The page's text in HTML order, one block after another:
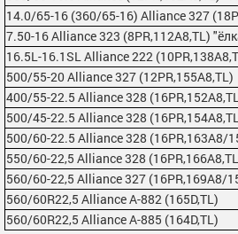
14.0/65-16 (360/65-16) Alliance 327
7.50-16 Alliance 323 (8PR,112A8,TL)
16.5L-16.1SL Alliance 222
500/55-20 Alliance 327 (12PR,155А8,TL)
400/55-22.5 Alliance 328
500/45-22.5 Alliance 328
500/60-22.5 Alliance 328 (16PR,163A8/
550/60-22,5 Alliance 328
560/60-22,5 Alliance 327 (16PR,169A8/
560/60R22,5 Alliance А-882 (165D,TL)
560/60R22,5 Alliance А-885 (164D,TL)